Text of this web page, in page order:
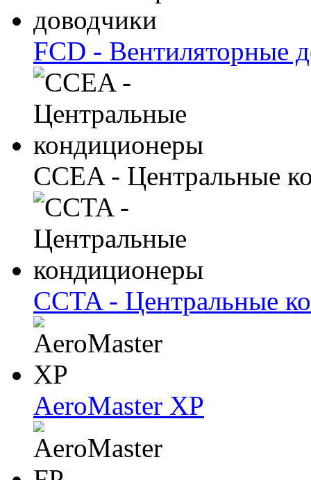
FCD - Вентиляторные
CCEA - Центральные
CCTA - Центральные
AeroMaster XP